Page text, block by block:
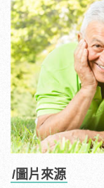
/圖片來源